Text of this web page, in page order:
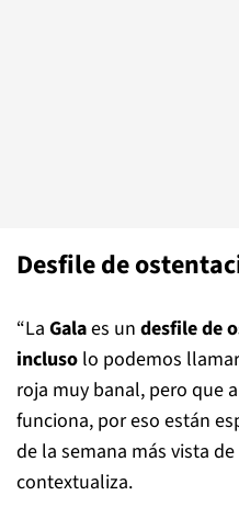
Desfile de
“La Galaes un desfile de
incluso lo podemos
roja muy banal, pero que
funciona, por eso están
de la semana más vista
contextualiza.